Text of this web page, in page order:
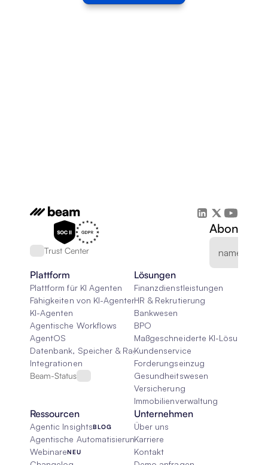
Trust Center
Plattform
Plattform für KI Agenten
Fähigkeiten von KI-Agenten
KI-Agenten
Agentische Workflows
AgentOS
Datenbank, Speicher & Rag
Integrationen
Beam-Status
Lösungen
Finanzdienstleistungen
HR & Rekrutierung
Bankwesen
BPO
Maßgeschneiderte KI-Lösungen
Kundenservice
Forderungseinzug
Gesundheitswesen
Versicherung
Immobilienverwaltung
Ressourcen
Agentic InsightsBLOG
Agentische Automatisierung 101
WebinareNEU
Unternehmen
Über uns
Karriere
Kontakt